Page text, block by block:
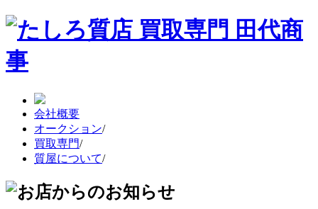
会社概要
オークション/
買取専門/
質屋について/